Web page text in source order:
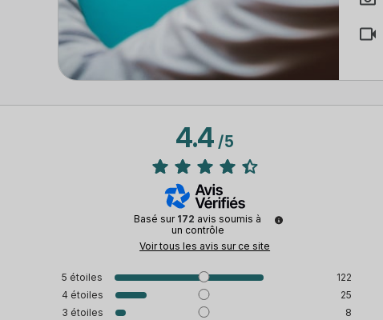
4.4/5
Basé sur 172 avis soumis à
un contrôle
Voir tous les avis sur ce site
5 étoiles
122
4 étoiles
25
3 étoiles
8